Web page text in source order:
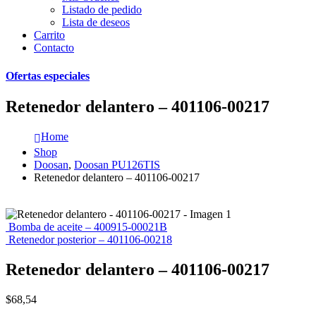
Listado de pedido
Lista de deseos
Carrito
Contacto
Ofertas especiales
Retenedor delantero – 401106-00217
Home
Shop
Doosan, Doosan PU126TIS
Retenedor delantero – 401106-00217
Bomba de aceite – 400915-00021B
Retenedor posterior – 401106-00218
Retenedor delantero – 401106-00217
$68,54